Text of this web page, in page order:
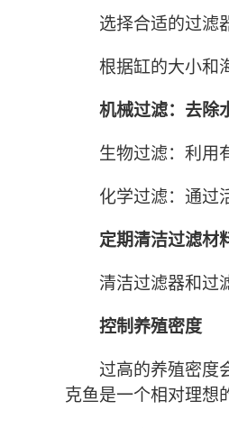
选择合适的过滤
根据缸的大小和
机械过滤：去除
生物过滤：利用
化学过滤：通过
定期清洁过滤材
清洁过滤器和过
控制养殖密度
过高的养殖密度
克鱼是一个相对理想